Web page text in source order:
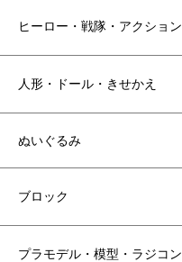
ヒーロー・戦隊・アクション
人形・ドール・きせかえ
ぬいぐるみ
ブロック
プラモデル・模型・ラジコン